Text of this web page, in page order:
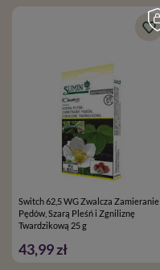
Switch 62,5 WG Zwalcza Zamieranie
Pędów, Szarą Pleśń i Zgniliznę
Twardzikową 25 g
43,99 zł